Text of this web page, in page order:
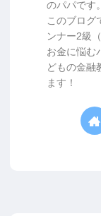
のパパです。
このブログ
ンナー2級
お金に悩む
どもの金融
ます！